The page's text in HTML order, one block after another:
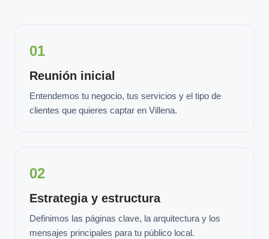
01
Reunión inicial
Entendemos tu negocio, tus servicios y el tipo de
clientes que quieres captar en Villena.
02
Estrategia y estructura
Definimos las páginas clave, la arquitectura y los
mensajes principales para tu público local.